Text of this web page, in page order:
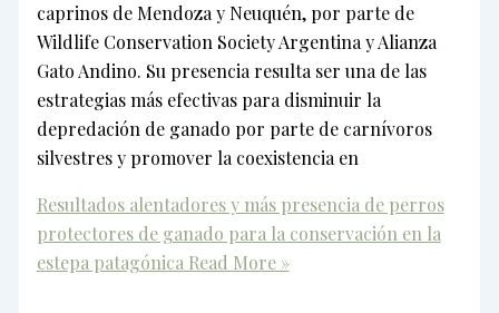
caprinos de Mendoza y Neuquén, por parte de
Wildlife Conservation Society Argentina y Alianza
Gato Andino. Su presencia resulta ser una de las
estrategias más efectivas para disminuir la
depredación de ganado por parte de carnívoros
silvestres y promover la coexistencia en
Resultados alentadores y más presencia de perros
protectores de ganado para la conservación en la
estepa patagónica Read More »